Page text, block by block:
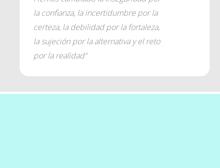
la confianza, la incertidumbre por la
certeza, la debilidad por la fortaleza,
la sujeción por la alternativa y el reto
por la realidad”